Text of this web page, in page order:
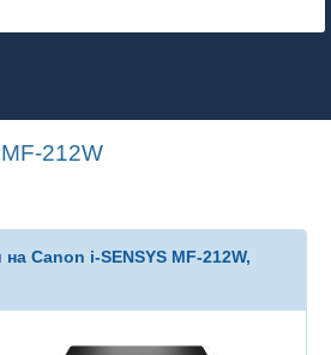
212W
Canon i-SENSYS MF-212W,